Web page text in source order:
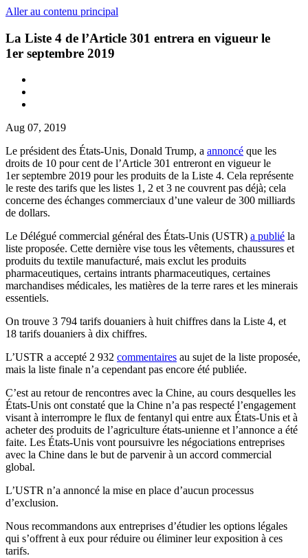
Aller au contenu principal
La Liste 4 de l’Article 301 entrera en vigueur le
1er septembre 2019
Aug 07, 2019
Le président des États-Unis, Donald Trump, a annoncé que les
droits de 10 pour cent de l’Article 301 entreront en vigueur le
1er septembre 2019 pour les produits de la Liste 4. Cela représente
le reste des tarifs que les listes 1, 2 et 3 ne couvrent pas déjà; cela
concerne des échanges commerciaux d’une valeur de 300 milliards
de dollars.
Le Délégué commercial général des États-Unis (USTR) a publié la
liste proposée. Cette dernière vise tous les vêtements, chaussures et
produits du textile manufacturé, mais exclut les produits
pharmaceutiques, certains intrants pharmaceutiques, certaines
marchandises médicales, les matières de la terre rares et les minerais
essentiels.
On trouve 3 794 tarifs douaniers à huit chiffres dans la Liste 4, et
18 tarifs douaniers à dix chiffres.
L’USTR a accepté 2 932 commentaires au sujet de la liste proposée,
mais la liste finale n’a cependant pas encore été publiée.
C’est au retour de rencontres avec la Chine, au cours desquelles les
États-Unis ont constaté que la Chine n’a pas respecté l’engagement
visant à interrompre le flux de fentanyl qui entre aux États-Unis et à
acheter des produits de l’agriculture états-unienne et l’annonce a été
faite. Les États-Unis vont poursuivre les négociations entreprises
avec la Chine dans le but de parvenir à un accord commercial
global.
L’USTR n’a annoncé la mise en place d’aucun processus
d’exclusion.
Nous recommandons aux entreprises d’étudier les options légales
qui s’offrent à eux pour réduire ou éliminer leur exposition à ces
tarifs.